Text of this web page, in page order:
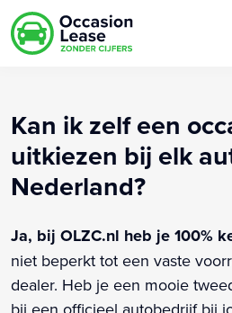
Kan ik zelf een
uitkiezen bij elk
Nederland?
Ja, bij OLZC.nl heb je 100%
niet beperkt tot een vaste
dealer. Heb je een mooie